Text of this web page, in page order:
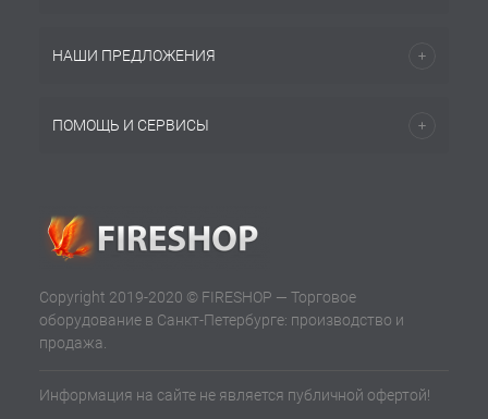
НАШИ ПРЕДЛОЖЕНИЯ
ПОМОЩЬ И СЕРВИСЫ
Copyright 2019-2020 © FIRESHOP — Торговое
оборудование в Санкт-Петербурге: производство и
продажа.
Информация на сайте не является публичной офертой!